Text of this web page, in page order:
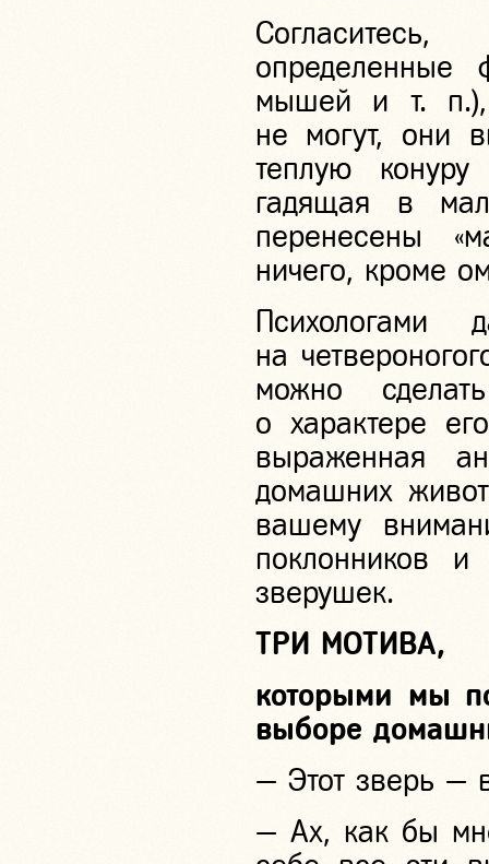
определенные
мышей и т. п.),
не могут, они
теплую
гадящая в
перенесены
ничего, кроме
Психологами
на
можно
о характере
выраженная
домашних
вашему
поклонников
зверушек.
ТРИ МОТИВА,
которыми мы
выборе
— Этот зверь —
— Ах, как бы